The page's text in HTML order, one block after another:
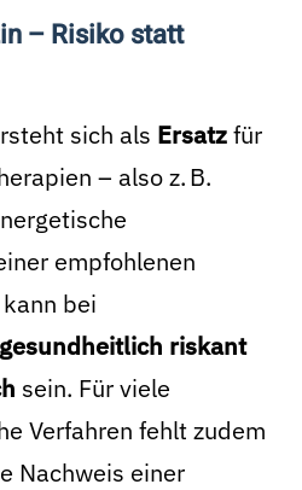
– Risiko statt
sich als Ersatzfür
– also z. B.
empfohlenen
bei
gesundheitlich riskant
sein. Für viele
Verfahren fehlt zudem
Nachweis einer